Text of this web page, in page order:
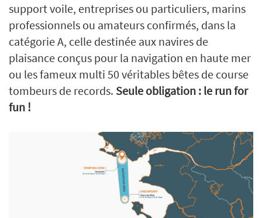
support voile, entreprises ou particuliers, marins
professionnels ou amateurs confirmés, dans la
catégorie A, celle destinée aux navires de
plaisance conçus pour la navigation en haute mer
ou les fameux multi 50 véritables bêtes de course
tombeurs de records. Seule obligation : le run for
fun !